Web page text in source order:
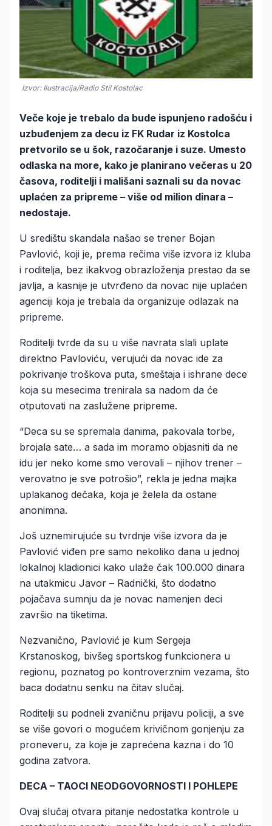
Izvor: Ilustracija/Radio Stil Kostolac
Veče koje je trebalo da bude ispunjeno radošću i
uzbuđenjem za decu iz FK Rudar iz Kostolca
pretvorilo se u šok, razočaranje i suze. Umesto
odlaska na more, kako je planirano večeras u 20
časova, roditelji i mališani saznali su da novac
uplaćen za pripreme – više od milion dinara –
nedostaje.
U središtu skandala našao se trener Bojan
Pavlović, koji je, prema rečima više izvora iz kluba
i roditelja, bez ikakvog obrazloženja prestao da se
javlja, a kasnije je utvrđeno da novac nije uplaćen
agenciji koja je trebala da organizuje odlazak na
pripreme.
Roditelji tvrde da su u više navrata slali uplate
direktno Pavloviću, verujući da novac ide za
pokrivanje troškova puta, smeštaja i ishrane dece
koja su mesecima trenirala sa nadom da će
otputovati na zaslužene pripreme.
“Deca su se spremala danima, pakovala torbe,
brojala sate… a sada im moramo objasniti da ne
idu jer neko kome smo verovali – njihov trener –
verovatno je sve potrošio”, rekla je jedna majka
uplakanog dečaka, koja je želela da ostane
anonimna.
Još uznemirujuće su tvrdnje više izvora da je
Pavlović viđen pre samo nekoliko dana u jednoj
lokalnoj kladionici kako ulaže čak 100.000 dinara
na utakmicu Javor – Radnički, što dodatno
pojačava sumnju da je novac namenjen deci
završio na tiketima.
Nezvanično, Pavlović je kum Sergeja
Krstanoskog, bivšeg sportskog funkcionera u
regionu, poznatog po kontroverznim vezama, što
baca dodatnu senku na čitav slučaj.
Roditelji su podneli zvaničnu prijavu policiji, a sve
se više govori o mogućem krivičnom gonjenju za
proneveru, za koje je zaprećena kazna i do 10
godina zatvora.
DECA – TAOCI NEODGOVORNOSTI I POHLEPE
Ovaj slučaj otvara pitanje nedostatka kontrole u